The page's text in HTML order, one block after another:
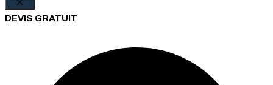
Fermer
DEVIS GRATUIT